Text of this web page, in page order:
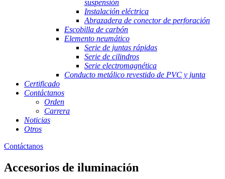
suspensión
Instalación eléctrica
Abrazadera de conector de perforación
Escobilla de carbón
Elemento neumático
Serie de juntas rápidas
Serie de cilindros
Serie electromagnética
Conducto metálico revestido de PVC y junta
Certificado
Contáctanos
Orden
Carrera
Noticias
Otros
Contáctanos
Accesorios de iluminación